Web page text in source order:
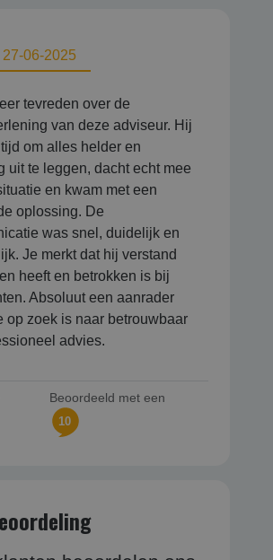
27-06-2025
tevreden over de
van deze adviseur. Hij
om alles helder en
uit te leggen, dacht echt mee
en kwam met een
oplossing. De
was snel, duidelijk en
Je merkt dat hij verstand
heeft en betrokken is bij
Absoluut een aanrader
op zoek is naar betrouwbaar
advies.
Beoordeeld met een
10